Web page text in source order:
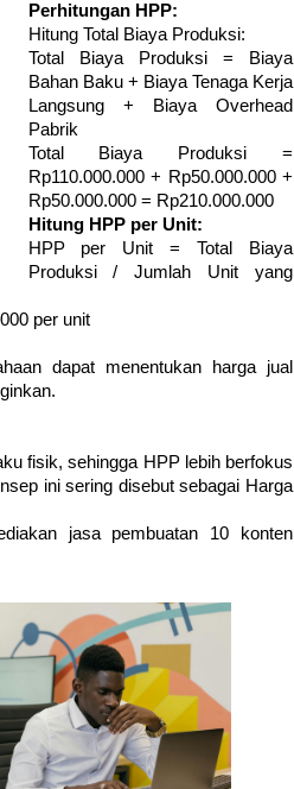
Perhitungan HPP:
Hitung Total Biaya Produksi:
Total Biaya Produksi = Biaya
Bahan Baku + Biaya Tenaga Kerja
Langsung + Biaya Overhead
Pabrik
Total Biaya Produksi =
Rp110.000.000 + Rp50.000.000 +
Rp50.000.000 = Rp210.000.000
Hitung HPP per Unit:
HPP per Unit = Total Biaya
Produksi / Jumlah Unit yang
per unit
dapat menentukan harga jual
fisik, sehingga HPP lebih berfokus
ini sering disebut sebagai Harga
jasa pembuatan 10 konten